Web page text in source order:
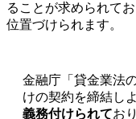
ることが求められて
位置づけられます。
金融庁「貸金業法
けの契約を締結し
義務付けられてお